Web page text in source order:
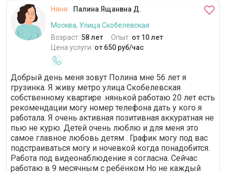
Няня
Палина Ящанвна Д.
Москва, Улица Скобелевская
Возраст: 58 лет Опыт: от 10 лет
Цена услуги: от 650 руб/час
Добрый день меня зовут Полина мне 56 лет я
грузинка. Я живу метро улица Скобелевская
собственному квартире .нянькой работаю 20 лет есть
рекомендации могу номер телефона дать у кого я
работала. Я очень активная позитивная аккуратная не
пью не курю. Детей очень люблю и для меня это
самое главное любовь детям . График могу под вас
подстраиваться могу и ночевкой когда понадобится.
Работа под видеонаблюдение я согласна. Сейчас
работаю в 9 месячным с ребёнком Но не каждый